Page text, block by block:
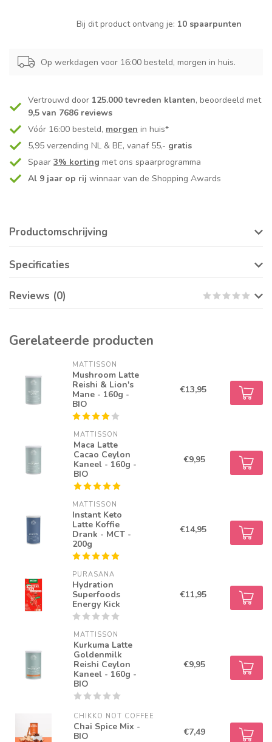
Bij dit product ontvang je: 10 spaarpunten
Op werkdagen voor 16:00 besteld, morgen in huis.
Vertrouwd door 125.000 tevreden klanten, beoordeeld met
9,5 van 7686 reviews
Vóór 16:00 besteld, morgen in huis*
5,95 verzending NL & BE, vanaf 55,- gratis
Spaar 3% korting met ons spaarprogramma
Al 9 jaar op rij winnaar van de Shopping Awards
Productomschrijving
Specificaties
Reviews (0)
Gerelateerde producten
MATTISSON
Mushroom Latte
Reishi & Lion's
Mane - 160g -
BIO
€13,95
MATTISSON
Maca Latte
Cacao Ceylon
Kaneel - 160g -
BIO
€9,95
MATTISSON
Instant Keto
Latte Koffie
Drank - MCT -
200g
€14,95
PURASANA
Hydration
Superfoods
Energy Kick
€11,95
MATTISSON
Kurkuma Latte
Goldenmilk
Reishi Ceylon
Kaneel - 160g -
BIO
€9,95
CHIKKO NOT COFFEE
Chai Spice Mix -
BIO
€7,49